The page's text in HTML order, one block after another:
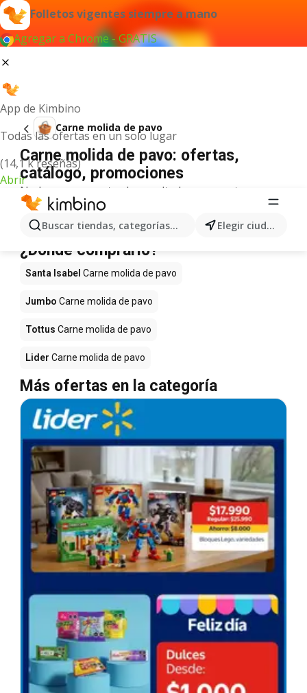
Folletos vigentes siempre a mano
Agregar a Chrome - GRATIS
App de Kimbino
Todas las ofertas en un solo lugar
(14,1 k reseñas)
Abrir
Buscar tiendas, categorías, productos... Elegir ciudad
Carne molida de pavo
Carne molida de pavo: ofertas,
catálogo, promociones
No hemos encontrado resultados para este
término.
Carne molida de pavo en oferta -
¿Dónde comprarlo?
Santa Isabel Carne molida de pavo
Jumbo Carne molida de pavo
Tottus Carne molida de pavo
Lider Carne molida de pavo
Más ofertas en la categoría